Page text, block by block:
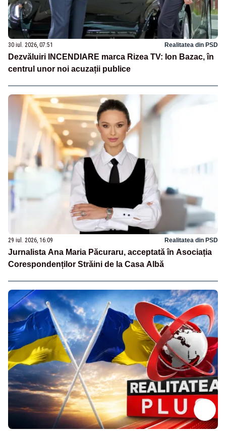
30 iul. 2026, 07:51 Realitatea din PSD
Dezvăluiri INCENDIARE marca Rizea TV: Ion Bazac, în
centrul unor noi acuzații publice
29 iul. 2026, 16:09 Realitatea din PSD
Jurnalista Ana Maria Păcuraru, acceptată în Asociația
Corespondenților Străini de la Casa Albă